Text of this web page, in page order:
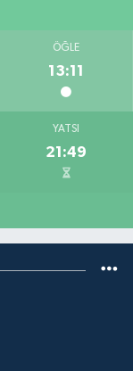
ÖĞLE
13:11
YATSI
21:49